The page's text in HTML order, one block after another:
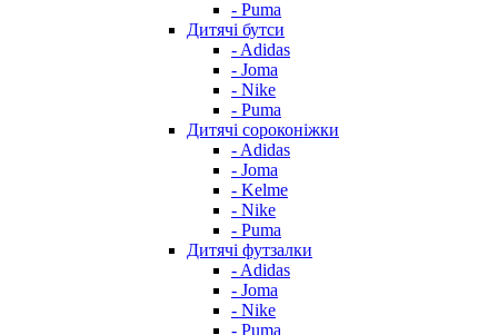
- Puma
Дитячі бутси
- Adidas
- Joma
- Nike
- Puma
Дитячі сороконіжки
- Adidas
- Joma
- Kelme
- Nike
- Puma
Дитячі футзалки
- Adidas
- Joma
- Nike
- Puma